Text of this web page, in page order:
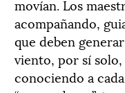
movían. Los
acompañando,
que deben
viento, por sí
conociendo a